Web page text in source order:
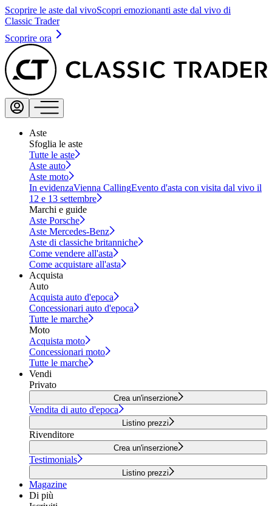
Scoprire le aste dal vivoScopri emozionanti aste dal vivo di
Classic Trader
Scoprire ora
Aste
Sfoglia le aste
Tutte le aste
Aste auto
Aste moto
In evidenzaVienna CallingEvento d'asta con visita dal vivo il
12 e 13 settembre
Marchi e guide
Aste Porsche
Aste Mercedes-Benz
Aste di classiche britanniche
Come vendere all'asta
Come acquistare all'asta
Acquista
Auto
Acquista auto d'epoca
Concessionari auto d'epoca
Tutte le marche
Moto
Acquista moto
Concessionari moto
Tutte le marche
Vendi
Privato
Crea un'inserzione
Vendita di auto d'epoca
Listino prezzi
Rivenditore
Crea un'inserzione
Testimonials
Listino prezzi
Magazine
Di più